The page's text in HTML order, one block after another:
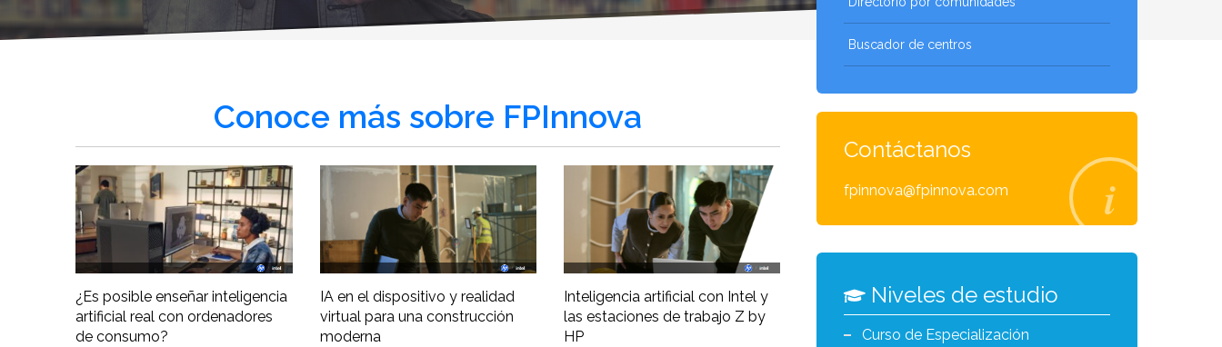
Conoce más sobre FPInnova
¿Es posible enseñar inteligencia
artificial real con ordenadores
de consumo?
IA en el dispositivo y realidad
virtual para una construcción
moderna
Inteligencia artificial con Intel y
las estaciones de trabajo Z by
HP
Buscador de centros
Contáctanos
fpinnova@fpinnova.com
Niveles de estudio
Curso de Especialización